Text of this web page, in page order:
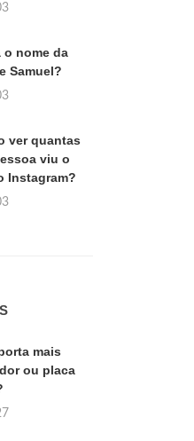
o nome da
Samuel?
ver quantas
viu o
Instagram?
mais
ou placa